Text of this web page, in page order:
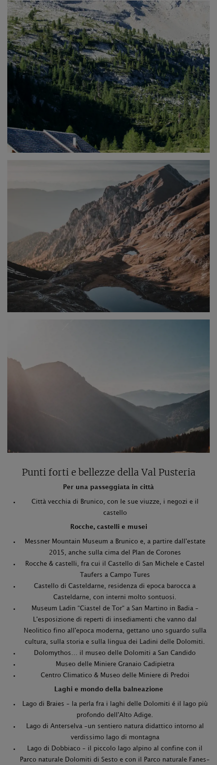
Punti forti e bellezze della Val Pusteria
Per una passeggiata in città
Città vecchia di Brunico, con le sue viuzze, i negozi e il
castello
Rocche, castelli e musei
Messner Mountain Museum a Brunico e, a partire dall'estate
2015, anche sulla cima del Plan de Corones
Rocche & castelli, fra cui il Castello di San Michele e Castel
Taufers a Campo Tures
Castello di Casteldarne, residenza di epoca barocca a
Casteldarne, con interni molto sontuosi.
Museum Ladin “Ciastel de Tor“ a San Martino in Badia –
L'esposizione di reperti di insediamenti che vanno dal
Neolitico fino all'epoca moderna, gettano uno sguardo sulla
cultura, sulla storia e sulla lingua dei Ladini delle Dolomiti.
Dolomythos… il museo delle Dolomiti a San Candido
Museo delle Miniere Granaio Cadipietra
Centro Climatico & Museo delle Miniere di Predoi
Laghi e mondo della balneazione
Lago di Braies – la perla fra i laghi delle Dolomiti é il lago più
profondo dell'Alto Adige.
Lago di Anterselva –un sentiero natura didattico intorno al
verdissimo lago di montagna
Lago di Dobbiaco – il piccolo lago alpino al confine con il
Parco naturale Dolomiti di Sesto e con il Parco naturale Fanes-